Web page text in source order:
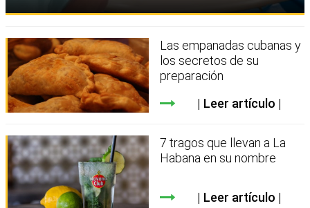
Las empanadas cubanas y
los secretos de su
preparación
Leer artículo
7 tragos que llevan a La
Habana en su nombre
Leer artículo